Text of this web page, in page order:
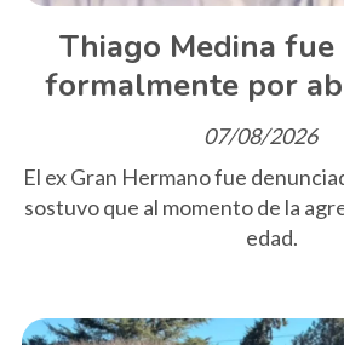
Thiago Medina
formalmente por
07/08/2026
El ex Gran Hermano fue
sostuvo que al momento de la
edad.